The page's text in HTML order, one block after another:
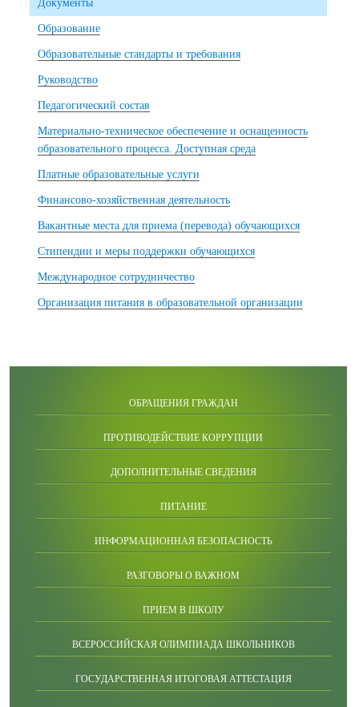
Документы
Образование
Образовательные стандарты и требования
Руководство
Педагогический состав
Материально-техническое обеспечение и оснащенность
образовательного процесса. Доступная среда
Платные образовательные услуги
Финансово-хозяйственная деятельность
Вакантные места для приема (перевода) обучающихся
Стипендии и меры поддержки обучающихся
Международное сотрудничество
Организация питания в образовательной организации
ОБРАЩЕНИЯ ГРАЖДАН
ПРОТИВОДЕЙСТВИЕ КОРРУПЦИИ
ДОПОЛНИТЕЛЬНЫЕ СВЕДЕНИЯ
ПИТАНИЕ
ИНФОРМАЦИОННАЯ БЕЗОПАСНОСТЬ
РАЗГОВОРЫ О ВАЖНОМ
ПРИЕМ В ШКОЛУ
ВСЕРОССИЙСКАЯ ОЛИМПИАДА ШКОЛЬНИКОВ
ГОСУДАРСТВЕННАЯ ИТОГОВАЯ АТТЕСТАЦИЯ